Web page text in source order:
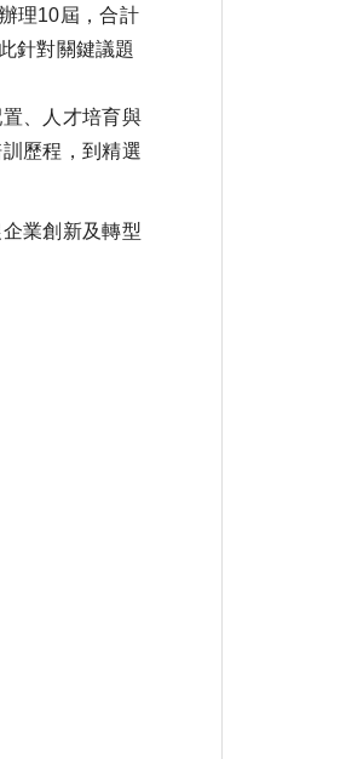
理10屆，合計
針對關鍵議題
、人才培育與
歷程，到精選
業創新及轉型